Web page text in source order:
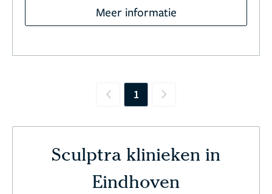
Meer informatie
Previous
1 Next
Sculptra klinieken in
Eindhoven